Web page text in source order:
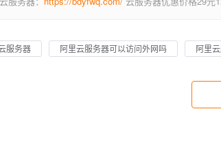
服务器 阿里云服务器可以访问外网吗 阿里